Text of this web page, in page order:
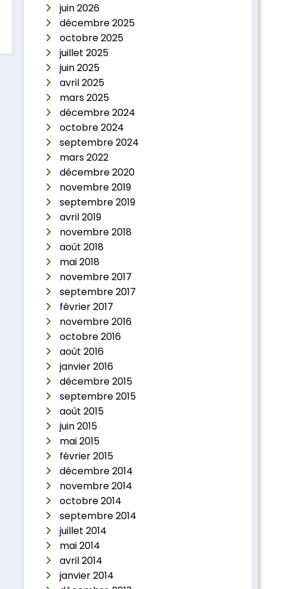
juin 2026
décembre 2025
octobre 2025
juillet 2025
juin 2025
avril 2025
mars 2025
décembre 2024
octobre 2024
septembre 2024
mars 2022
décembre 2020
novembre 2019
septembre 2019
avril 2019
novembre 2018
août 2018
mai 2018
novembre 2017
septembre 2017
février 2017
novembre 2016
octobre 2016
août 2016
janvier 2016
décembre 2015
septembre 2015
août 2015
juin 2015
mai 2015
février 2015
décembre 2014
novembre 2014
octobre 2014
septembre 2014
juillet 2014
mai 2014
avril 2014
janvier 2014